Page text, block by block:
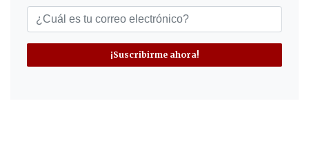
¡Suscribirme ahora!